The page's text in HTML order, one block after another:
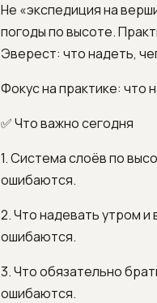
Не «экспедиция на
погоды по высоте.
Эверест: что надеть,
Фокус на практике: что
✅ Что важно сегодня
1. Система слоёв по
ошибаются.
2. Что надевать утром
ошибаются.
3. Что обязательно
ошибаются.